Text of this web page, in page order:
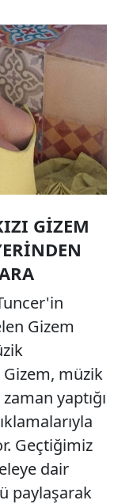
GIZEM
Gizem
Gizem, müzik
yaptığı
Geçtiğimiz
dair
paylaşarak